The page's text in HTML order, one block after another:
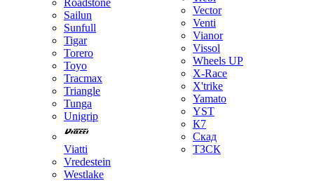
Roadstone
Sailun
Sunfull
Tigar
Torero
Toyo
Tracmax
Triangle
Tunga
Unigrip
Viatti
Vredestein
Westlake
Vector
Venti
Vianor
Vissol
Wheels UP
X-Race
X'trike
Yamato
YST
К7
Скад
ТЗСК